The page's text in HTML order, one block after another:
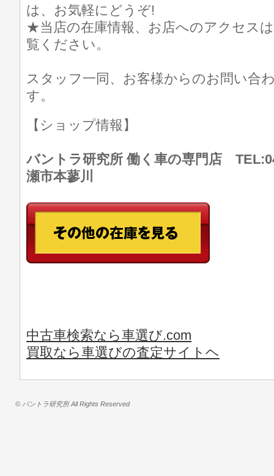
は、お気軽にどうぞ!
★当店の在庫情報、お店へのアクセス
覧ください。
スタッフ一同、お客様からのお問い合
す。
【ショップ情報】
バントラ研究所 働く車の専門店
瀬市本蓼川
中古車検索なら車選び.com
買取なら車選びの査定サイトヘ
© バントラ研究所 All Rights Reserved